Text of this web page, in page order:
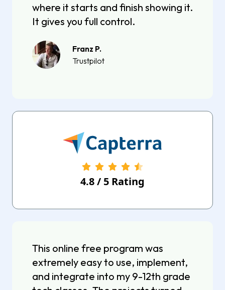
where it starts and finish showing it.
It gives you full control.
Franz P.
Trustpilot
4.8/ 5 Rating
This online free program was
extremely easy to use, implement,
and integrate into my 9-12th grade